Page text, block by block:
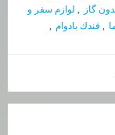
گاز
لوازم سفر و
, فندك بادوام ,